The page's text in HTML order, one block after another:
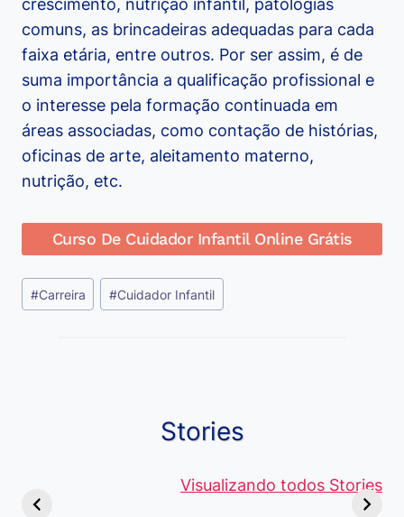
crescimento, nutrição infantil, patologias
comuns, as brincadeiras adequadas para cada
faixa etária, entre outros. Por ser assim, é de
suma importância a qualificação profissional e
o interesse pela formação continuada em
áreas associadas, como contação de histórias,
oficinas de arte, aleitamento materno,
nutrição, etc.
Curso De Cuidador Infantil Online Grátis
Tags
do
#Carreira #Cuidador Infantil
Stories
Visualizando todos Stories
Diferença e
de 5 Centavos
Curso de
Pacote